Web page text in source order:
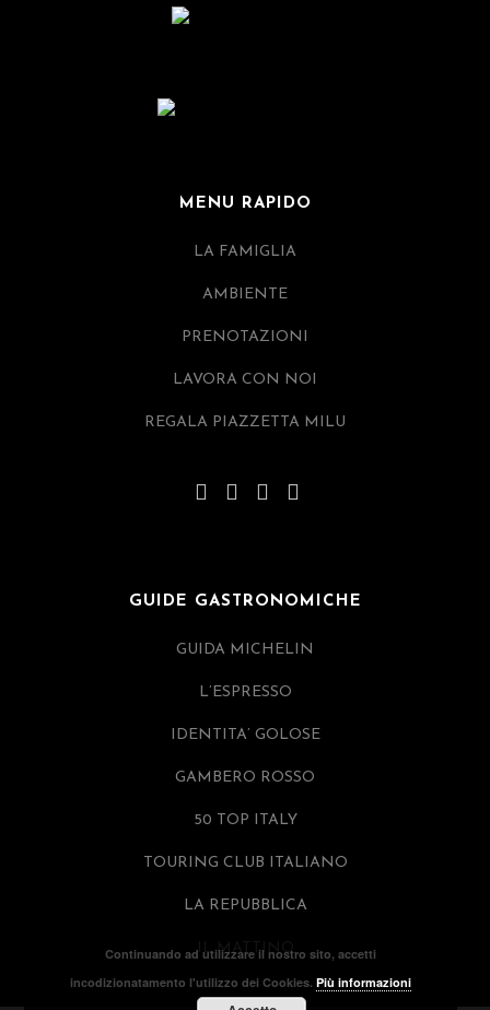
MENU RAPIDO
LA FAMIGLIA
AMBIENTE
PRENOTAZIONI
LAVORA CON NOI
REGALA PIAZZETTA MILU
GUIDE GASTRONOMICHE
GUIDA MICHELIN
L’ESPRESSO
IDENTITA’ GOLOSE
GAMBERO ROSSO
50 TOP ITALY
TOURING CLUB ITALIANO
LA REPUBBLICA
IL MATTINO
Continuando ad utilizzare il nostro sito, accetti
incodizionatamento l'utilizzo dei Cookies.Più informazioni